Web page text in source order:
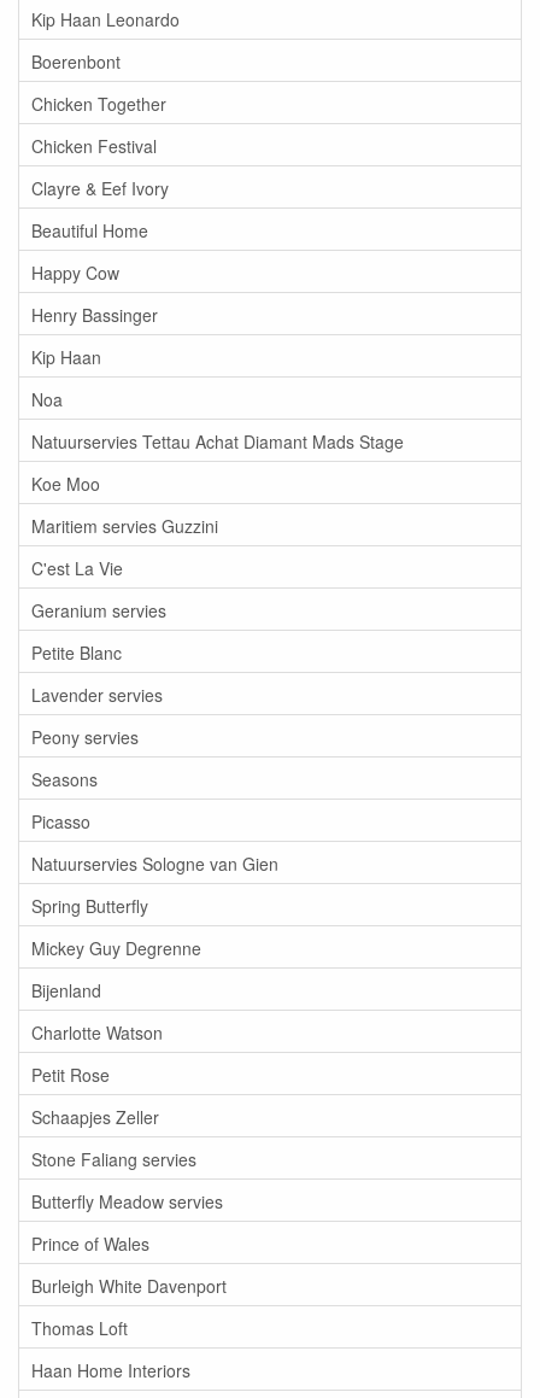
Kip Haan Leonardo
Boerenbont
Chicken Together
Chicken Festival
Clayre & Eef Ivory
Beautiful Home
Happy Cow
Henry Bassinger
Kip Haan
Noa
Natuurservies Tettau Achat Diamant Mads Stage
Koe Moo
Maritiem servies Guzzini
C'est La Vie
Geranium servies
Petite Blanc
Lavender servies
Peony servies
Seasons
Picasso
Natuurservies Sologne van Gien
Spring Butterfly
Mickey Guy Degrenne
Bijenland
Charlotte Watson
Petit Rose
Schaapjes Zeller
Stone Faliang servies
Butterfly Meadow servies
Prince of Wales
Burleigh White Davenport
Thomas Loft
Haan Home Interiors